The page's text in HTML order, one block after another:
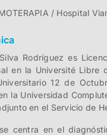
/ Hospital
Rodríguez es
en la Université Libre
12 de
la Universidad
en el Servicio de
centra en el